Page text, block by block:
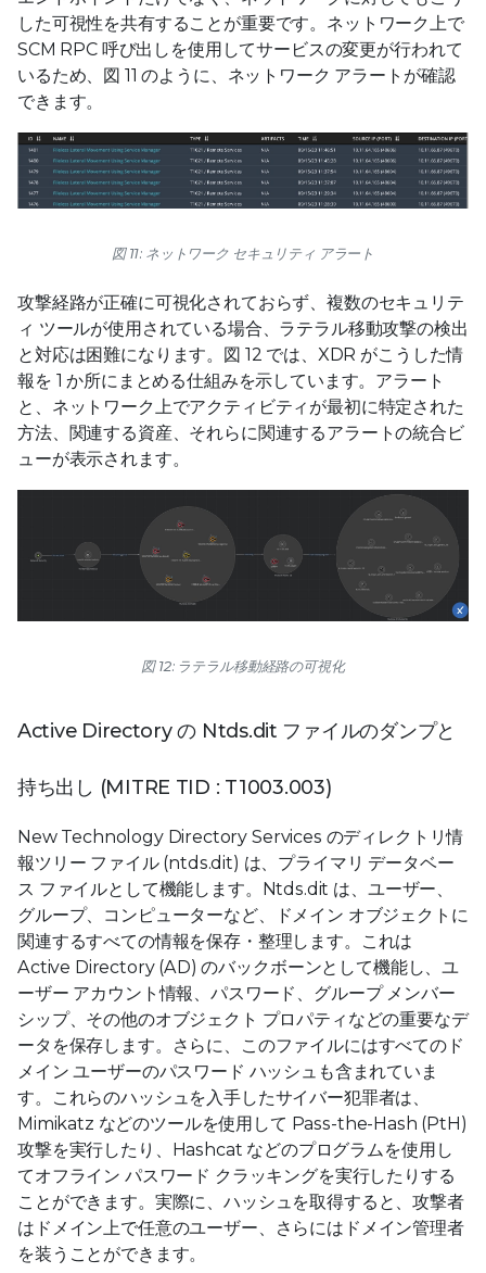
した可視性を共有することが重要です。ネットワーク上で
SCM RPC 呼び出しを使用してサービスの変更が行われて
いるため、図 11 のように、ネットワーク アラートが確認
できます。
図 11: ネットワーク セキュリティ アラート
攻撃経路が正確に可視化されておらず、複数のセキュリテ
ィ ツールが使用されている場合、ラテラル移動攻撃の検出
と対応は困難になります。図 12 では、XDR がこうした情
報を 1 か所にまとめる仕組みを示しています。アラート
と、ネットワーク上でアクティビティが最初に特定された
方法、関連する資産、それらに関連するアラートの統合ビ
ューが表示されます。
図 12: ラテラル移動経路の可視化
Active Directory の Ntds.dit ファイルのダンプと
持ち出し (MITRE TID : T1003.003)
New Technology Directory Services のディレクトリ情
報ツリー ファイル (ntds.dit) は、プライマリ データベー
ス ファイルとして機能します。Ntds.dit は、ユーザー、
グループ、コンピューターなど、ドメイン オブジェクトに
関連するすべての情報を保存・整理します。これは
Active Directory (AD) のバックボーンとして機能し、ユ
ーザー アカウント情報、パスワード、グループ メンバー
シップ、その他のオブジェクト プロパティなどの重要なデ
ータを保存します。さらに、このファイルにはすべてのド
メイン ユーザーのパスワード ハッシュも含まれていま
す。これらのハッシュを入手したサイバー犯罪者は、
Mimikatz などのツールを使用して Pass-the-Hash (PtH)
攻撃を実行したり、Hashcat などのプログラムを使用し
てオフライン パスワード クラッキングを実行したりする
ことができます。実際に、ハッシュを取得すると、攻撃者
はドメイン上で任意のユーザー、さらにはドメイン管理者
を装うことができます。